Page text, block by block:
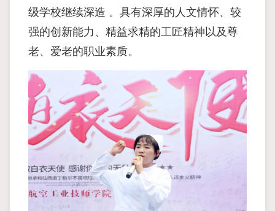
级学校继续深造 。具有深厚的人文情怀、较
强的创新能力、精益求精的工匠精神以及尊
老、爱老的职业素质。